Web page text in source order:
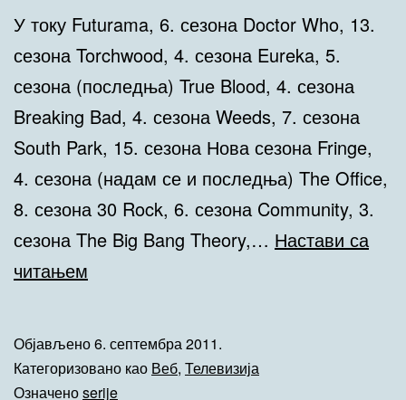
У току Futurama, 6. сезона Doctor Who, 13.
сезона Torchwood, 4. сезона Eureka, 5.
сезона (последња) True Blood, 4. сезона
Breaking Bad, 4. сезона Weeds, 7. сезона
South Park, 15. сезона Нова сезона Fringe,
4. сезона (надам се и последња) The Office,
8. сезона 30 Rock, 6. сезона Community, 3.
сезона The Big Bang Theory,… Настави са
читањем
2011/2012
Објављено6. септембра 2011.
Категоризовано као Веб, Телевизија
Означеноserije